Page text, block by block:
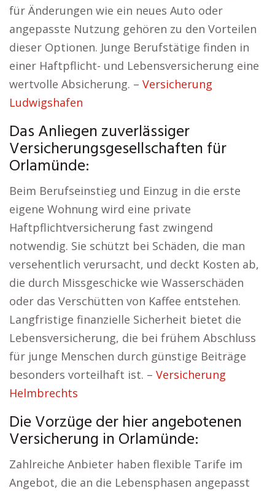
für Änderungen wie ein neues Auto oder
angepasste Nutzung gehören zu den Vorteilen
dieser Optionen. Junge Berufstätige finden in
einer Haftpflicht- und Lebensversicherung eine
wertvolle Absicherung. – Versicherung
Ludwigshafen
Das Anliegen zuverlässiger
Versicherungsgesellschaften für
Orlamünde:
Beim Berufseinstieg und Einzug in die erste
eigene Wohnung wird eine private
Haftpflichtversicherung fast zwingend
notwendig. Sie schützt bei Schäden, die man
versehentlich verursacht, und deckt Kosten ab,
die durch Missgeschicke wie Wasserschäden
oder das Verschütten von Kaffee entstehen.
Langfristige finanzielle Sicherheit bietet die
Lebensversicherung, die bei frühem Abschluss
für junge Menschen durch günstige Beiträge
besonders vorteilhaft ist. – Versicherung
Helmbrechts
Die Vorzüge der hier angebotenen
Versicherung in Orlamünde:
Zahlreiche Anbieter haben flexible Tarife im
Angebot, die an die Lebensphasen angepasst